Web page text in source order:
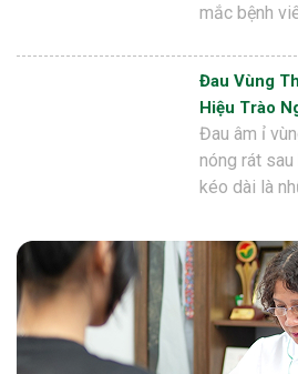
mắc bệnh
Đau Vùng
Hiệu Trào
Đau âm ỉ
nóng rát
kéo dài là